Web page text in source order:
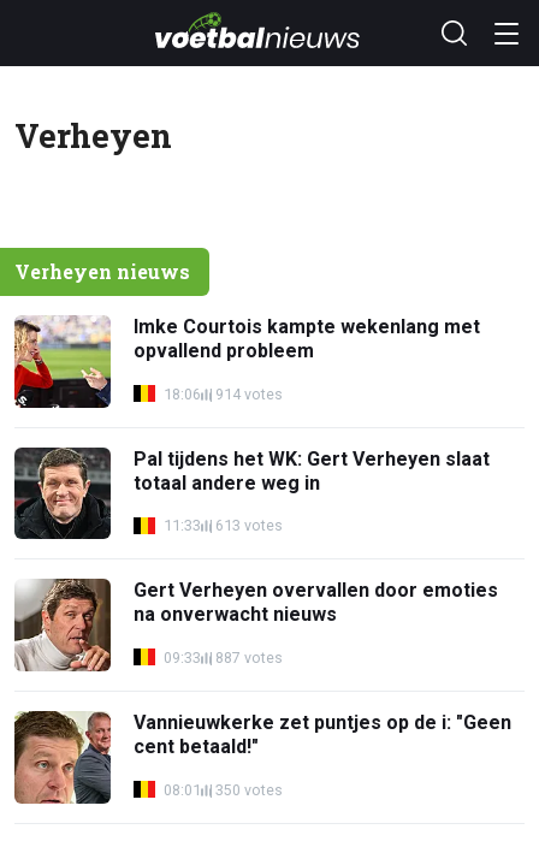
Verheyen
Verheyen nieuws
Imke Courtois kampte wekenlang met
opvallend probleem
18:06 914 votes
Pal tijdens het WK: Gert Verheyen slaat
totaal andere weg in
11:33 613 votes
Gert Verheyen overvallen door emoties
na onverwacht nieuws
09:33 887 votes
Vannieuwkerke zet puntjes op de i: "Geen
cent betaald!"
08:01 350 votes